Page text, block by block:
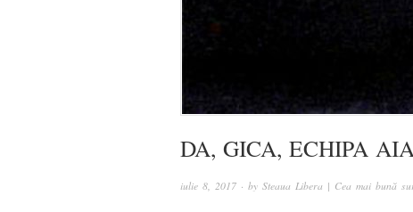
DA, GICA, ECHIPA
iulie 8, 2017 · by Steaua Libera | Cea mai bună